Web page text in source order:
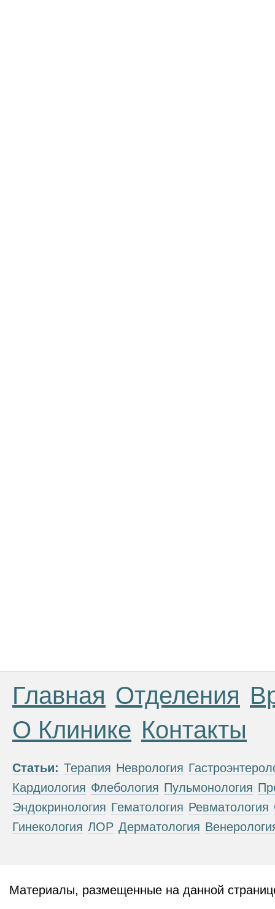
Главная Отделения
О Клинике Контакты
Статьи: Терапия Неврология
Кардиология Флебология Пульмонология
Эндокринология Гематология Ревматология
Гинекология ЛОР Дерматология
Материалы, размещенные на данной